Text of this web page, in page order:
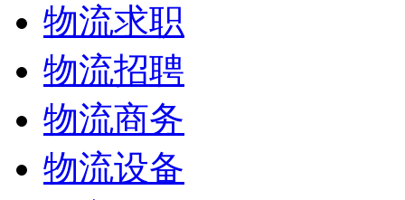
物流求职
物流招聘
物流商务
物流设备